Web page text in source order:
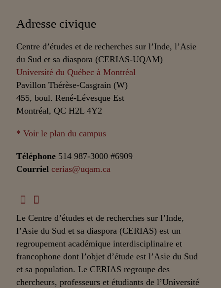
Adresse civique
Centre d’études et de recherches sur l’Inde, l’Asie
du Sud et sa diaspora (CERIAS-UQAM)
Université du Québec à Montréal
Pavillon Thérèse-Casgrain (W)
455, boul. René-Lévesque Est
Montréal, QC H2L 4Y2
* Voir le plan du campus
Téléphone 514 987-3000 #6909
Courriel cerias@uqam.ca
Le Centre d’études et de recherches sur l’Inde,
l’Asie du Sud et sa diaspora (CERIAS) est un
regroupement académique interdisciplinaire et
francophone dont l’objet d’étude est l’Asie du Sud
et sa population. Le CERIAS regroupe des
chercheurs, professeurs et étudiants de l’Université